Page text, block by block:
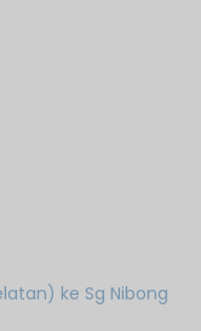
ke Sg Nibong